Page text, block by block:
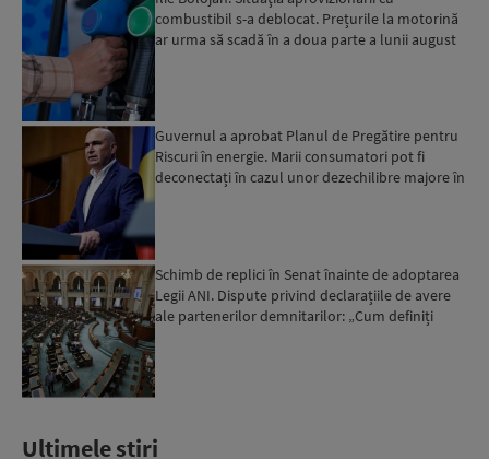
combustibil s-a deblocat. Prețurile la motorină
ar urma să scadă în a doua parte a lunii august
Guvernul a aprobat Planul de Pregătire pentru
Riscuri în energie. Marii consumatori pot fi
deconectați în cazul unor dezechilibre majore în
Schimb de replici în Senat înainte de adoptarea
Legii ANI. Dispute privind declarațiile de avere
ale partenerilor demnitarilor: „Cum definiți
Ultimele stiri